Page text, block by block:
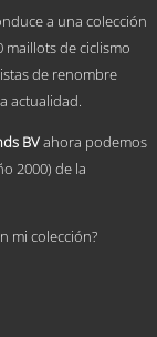
a una colección
de ciclismo
de renombre
actualidad.
BVahora podemos
2000) de la
mi colección?